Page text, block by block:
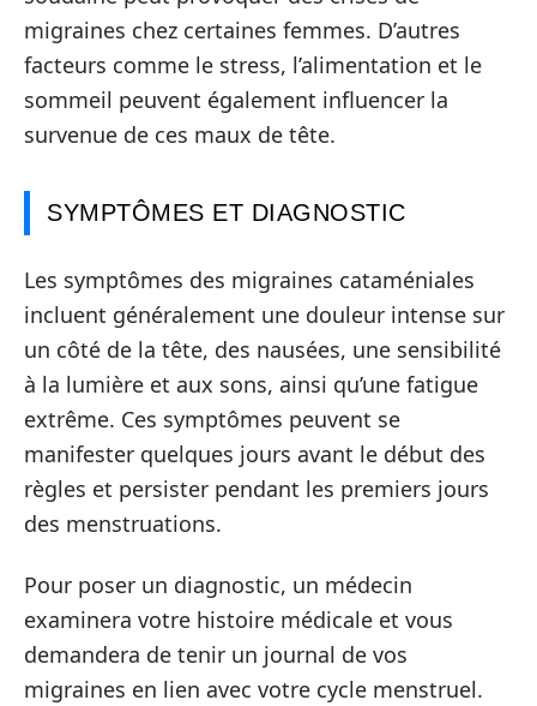
migraines chez certaines femmes. D’autres
facteurs comme le stress, l’alimentation et le
sommeil peuvent également influencer la
survenue de ces maux de tête.
SYMPTÔMES ET DIAGNOSTIC
Les symptômes des migraines cataméniales
incluent généralement une douleur intense sur
un côté de la tête, des nausées, une sensibilité
à la lumière et aux sons, ainsi qu’une fatigue
extrême. Ces symptômes peuvent se
manifester quelques jours avant le début des
règles et persister pendant les premiers jours
des menstruations.
Pour poser un diagnostic, un médecin
examinera votre histoire médicale et vous
demandera de tenir un journal de vos
migraines en lien avec votre cycle menstruel.